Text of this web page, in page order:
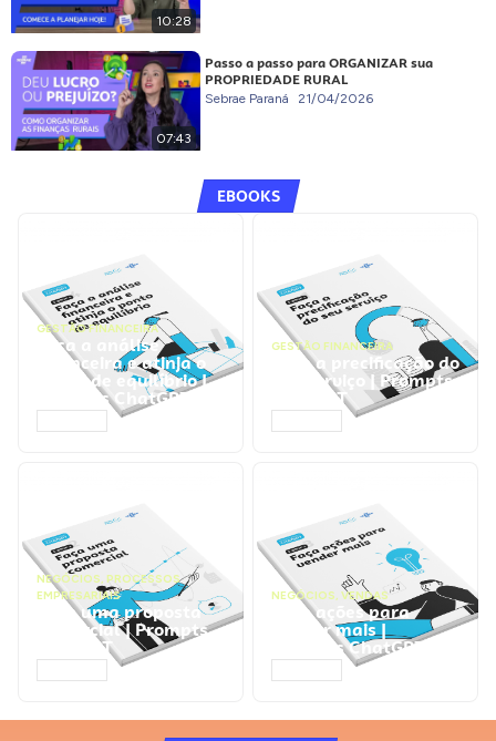
10:28
07:43
Passo a passo para ORGANIZAR sua
PROPRIEDADE RURAL
Sebrae Paraná 21/04/2026
EBOOKS
GESTÃO FINANCEIRA
Faça a análise
financeira e atinja o
ponto de equilíbrio |
Prompts ChatGPT
GESTÃO FINANCEIRA
Faça a precificação do
seu serviço | Prompts
ChatGPT
NEGÓCIOS, PROCESSOS
EMPRESARIAIS
Faça uma proposta
comercial | Prompts
ChatGPT
NEGÓCIOS, VENDAS
Faça ações para
vender mais |
Prompts ChatGPT